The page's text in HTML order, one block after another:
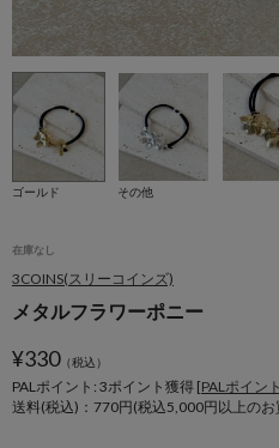
ゴールド その他
在庫なし
3COINS(スリーコインズ)
メタルフラワーポニー
¥330（税込）
PALポイント: 3ポイント獲得 [PALポイン
送料(税込)：770円(税込5,000円以上の